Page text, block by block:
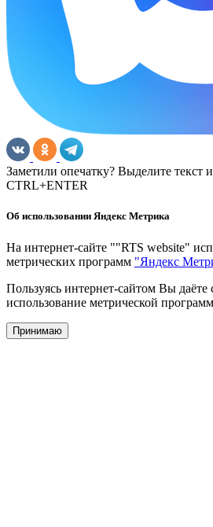
Заметили опечатку? Выделите текст
CTRL+ENTER
Об использовании Яндекс Метрика
На интернет-сайте ""RTS website"
метрических программ "Яндекс
Пользуясь интернет-сайтом Вы даёте
использование метрической
Принимаю